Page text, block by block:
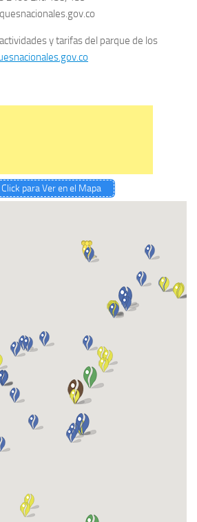
y tarifas del parque de los
Click para Ver en el Mapa